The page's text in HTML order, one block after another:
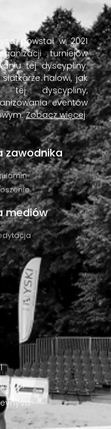
powstał w 2021
turniejów
tej dyscypliny.
halowi, jak
tej dyscypliny,
eventów
Zobacz więcej
zawodnika
mediów